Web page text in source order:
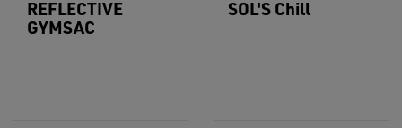
REFLECTIVE
GYMSAC
SOL'S Chill